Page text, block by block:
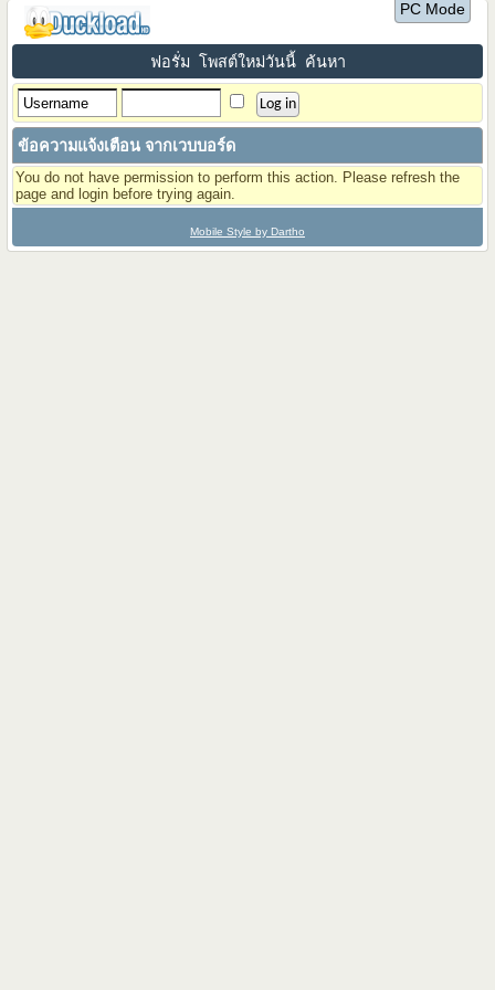
PC Mode
ฟอรั่ม โพสต์ใหม่วันนี้ ค้นหา
ข้อความแจ้งเตือน จากเวบบอร์ด
You do not have permission to perform this action. Please refresh the
page and login before trying again.
Mobile Style by Dartho